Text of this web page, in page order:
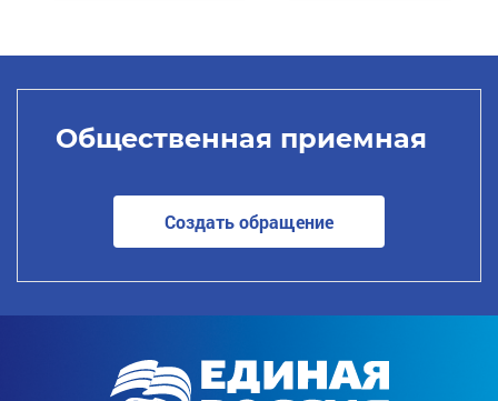
Общественная приемная
Создать обращение